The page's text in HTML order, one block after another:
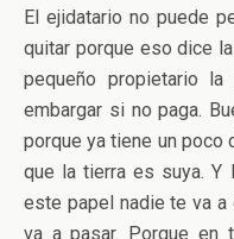
El ejidatario no puede
quitar porque eso dice
pequeño propietario
embargar si no paga.
porque ya tiene un poco
que la tierra es suya. Y
este papel nadie te va a
va a pasar. Porque en